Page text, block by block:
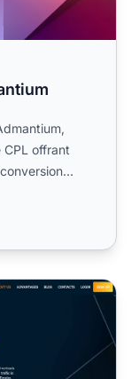
offrant